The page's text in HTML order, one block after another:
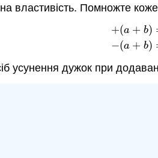
властивість. Помножте
+(a + b)
−(a + b)
+ a b +
усунення дужок при